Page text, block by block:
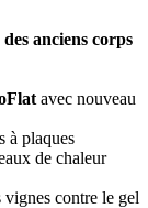
anciens corps
avec nouveau
à plaques
de chaleur
contre le gel